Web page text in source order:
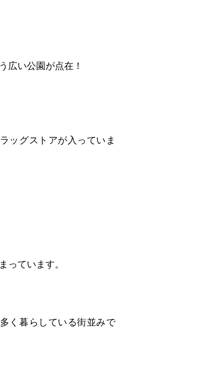
広い公園が点在！
ッグストアが入っていま
ています。
く暮らしている街並みで